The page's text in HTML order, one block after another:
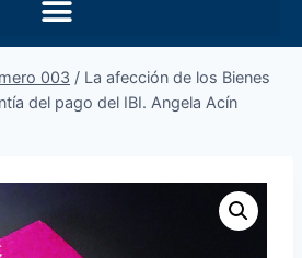
003 / La afección de los Bienes
del pago del IBI. Angela Acín